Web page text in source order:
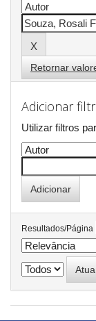
Retornar
Adicionar
Utilizar filtros
Resultados/Página